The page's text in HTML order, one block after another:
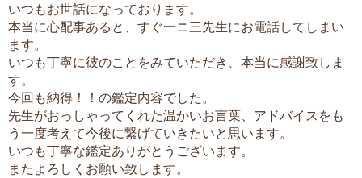
いつもお世話になっております。
本当に心配事あると、すぐ一ニ三先生にお電話してしまい
ます。
いつも丁寧に彼のことをみていただき、本当に感謝致しま
す。
今回も納得！！の鑑定内容でした。
先生がおっしゃってくれた温かいお言葉、アドバイスをも
う一度考えて今後に繋げていきたいと思います。
いつも丁寧な鑑定ありがとうございます。
またよろしくお願い致します。